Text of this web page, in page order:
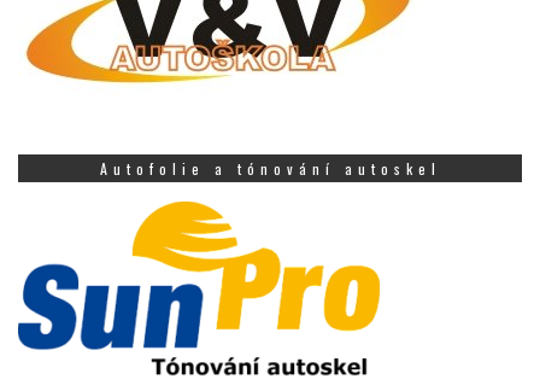
Autofolie a tónování autoskel